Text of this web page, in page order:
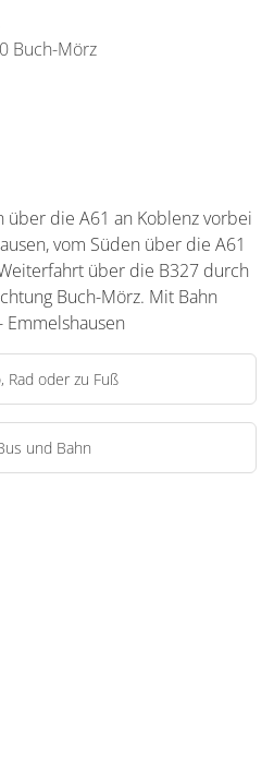
Buch-Mörz
die A61 an Koblenz vorbei
vom Süden über die A61
über die B327 durch
Buch-Mörz. Mit Bahn
Rad oder zu Fuß
und Bahn